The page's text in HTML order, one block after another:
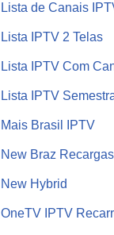
Lista de Canais
Lista IPTV 2 Telas
Lista IPTV Com
Lista IPTV
Mais Brasil IPTV
New Braz Recargas
New Hybrid
OneTV IPTV